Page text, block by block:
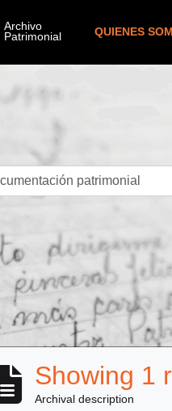
QUIENES
Showing 1
Archival description